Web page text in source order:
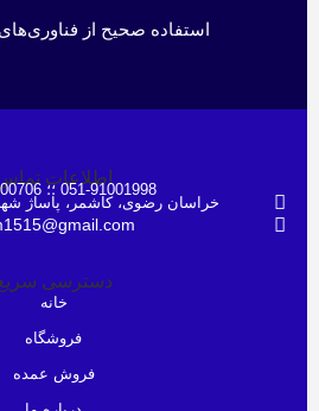
استفاده صحیح از فناوری‌های
اطلاعات
051-91001998 ؛؛ 09332700706
خراسان رضوی، کاشمر، پاساژ
دسترسی
خانه
فروشگاه
فروش عمده